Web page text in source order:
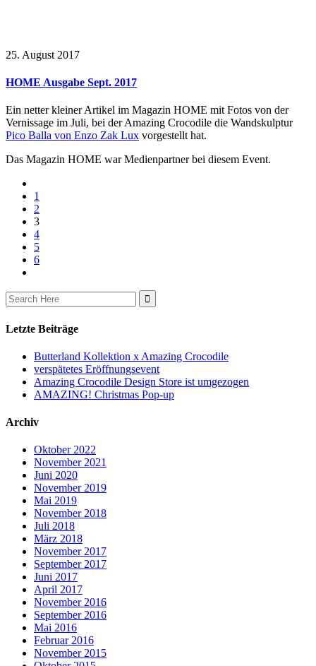
25. August 2017
HOME Ausgabe Sept. 2017
Ein netter kleiner Artikel im Magazin HOME mit Fotos von der
Vernissage im Juli, bei der Amazing Crocodile die Wandskulptur
Pico Balla von Enzo Zak Lux vorgestellt hat.
Das Magazin HOME war Medienpartner bei diesem Event.
1
2
3
4
5
6
Search
for:
Letzte Beiträge
Butterland Kollektion x Amazing Crocodile
verspätetes Eröffnungsevent
Amazing Crocodile Design Store ist umgezogen
AMAZING! Christmas Pop-up
Archiv
Oktober 2022
November 2021
Juni 2020
November 2019
Mai 2019
November 2018
Juli 2018
März 2018
November 2017
September 2017
Juni 2017
April 2017
November 2016
September 2016
Mai 2016
Februar 2016
November 2015